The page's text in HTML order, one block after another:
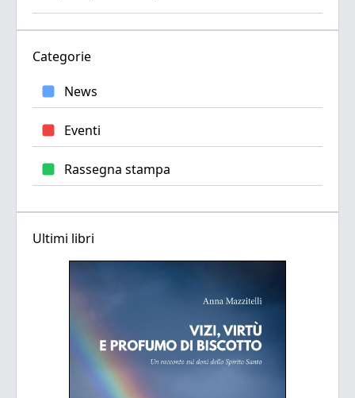
Categorie
News
Eventi
Rassegna stampa
Ultimi libri